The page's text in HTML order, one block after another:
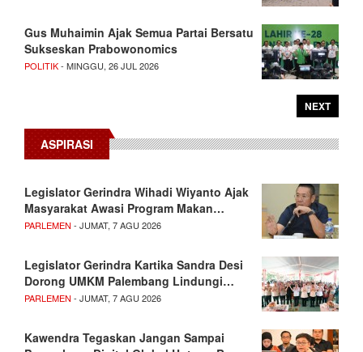
Gus Muhaimin Ajak Semua Partai Bersatu
Sukseskan Prabowonomics
POLITIK- MINGGU, 26 JUL 2026
NEXT
ASPIRASI
Legislator Gerindra Wihadi Wiyanto Ajak
Masyarakat Awasi Program Makan…
PARLEMEN - JUMAT, 7 AGU 2026
Legislator Gerindra Kartika Sandra Desi
Dorong UMKM Palembang Lindungi…
PARLEMEN - JUMAT, 7 AGU 2026
Kawendra Tegaskan Jangan Sampai